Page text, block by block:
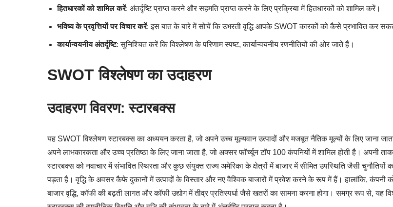
हितधारकों को शामिल करें: अंतर्दृष्टि प्राप्त करने और सहमति प्राप्त करने के लिए प्रक्रिया में हितधारकों को शामिल करें।
भविष्य के प्रवृत्तियों पर विचार करें: इस बात के बारे में सोचें कि उभरती वृद्धि आपके SWOT कारकों को कैसे प्रभावित कर
कार्यान्वयनीय अंतर्दृष्टि: सुनिश्चित करें कि विश्लेषण के परिणाम स्पष्ट, कार्यान्वयनीय रणनीतियों की ओर जाते हैं।
SWOT विश्लेषण का उदाहरण
उदाहरण विवरण: स्टारबक्स
यह SWOT विश्लेषण स्टारबक्स का अध्ययन करता है, जो अपने उच्च मूल्यवान उत्पादों और मजबूत नैतिक मूल्यों के लिए जाना
अपने लाभकारकता और उच्च प्रतिष्ठा के लिए जाना जाता है, जो अक्सर फॉर्च्यून टॉप 100 कंपनियों में शामिल होती है। अपनी
स्टारबक्स को नवाचार में संभावित स्थिरता और कुछ संयुक्त राज्य अमेरिका के क्षेत्रों में बाजार में सीमित उपस्थिति जैसी चुनौतियों
पड़ता है। वृद्धि के अवसर कैफे दुकानों में उत्पादों के विस्तार और नए वैश्विक बाजारों में प्रवेश करने के रूप में हैं। हालांकि, कंपनी
बाजार वृद्धि, कॉफी की बढ़ती लागत और कॉफी उद्योग में तीव्र प्रतिस्पर्धा जैसे खतरों का सामना करना होगा। समग्र रूप से, यह